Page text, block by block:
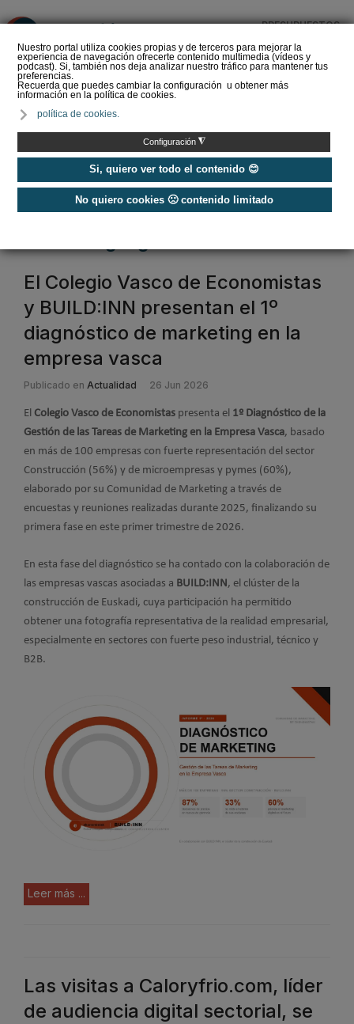
Nuestro portal utiliza cookies propias y de terceros para mejorar la
experiencia de navegación ofrecerte contenido multimedia (vídeos y
podcast). Si, también nos deja analizar nuestro tráfico para mantener tus
preferencias.
Recuerda que puedes cambiar la configuración u obtener más
información en la política de cookies.
política de cookies.
Configuración ◮
Si, quiero ver todo el contenido 😊
No quiero cookies 🙁 contenido limitado
PRESUPUESTOS
del Amperio (Episodio 3)
Marketing digital
El Colegio Vasco de Economistas
y BUILD:INN presentan el 1º
diagnóstico de marketing en la
empresa vasca
Publicado en Actualidad 26 Jun 2026
El Colegio Vasco de Economistas presenta el 1º Diagnóstico de la
Gestión de las Tareas de Marketing en la Empresa Vasca, basado
en más de 100 empresas con fuerte representación del sector
Construcción (56%) y de microempresas y pymes (60%),
elaborado por su Comunidad de Marketing a través de
encuestas y reuniones realizadas durante 2025, finalizando su
primera fase en este primer trimestre de 2026.
En esta fase del diagnóstico se ha contado con la colaboración de
las empresas vascas asociadas a BUILD:INN, el clúster de la
construcción de Euskadi, cuya participación ha permitido
obtener una fotografía representativa de la realidad empresarial,
especialmente en sectores con fuerte peso industrial, técnico y
B2B.
Leer más ...
Las visitas a Caloryfrio.com, líder
de audiencia digital sectorial, se